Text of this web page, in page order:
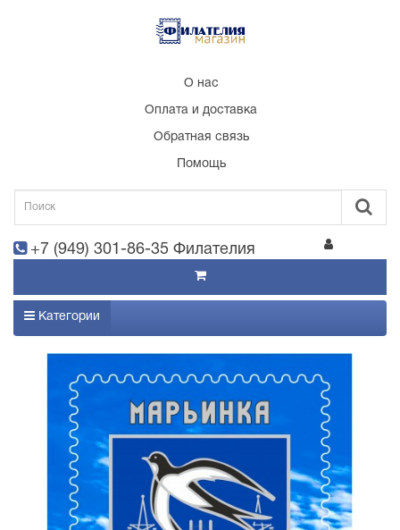
О нас
Оплата и доставка
Обратная связь
Помощь
+7 (949) 301-86-35 Филателия
Категории